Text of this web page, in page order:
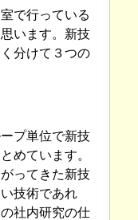
で行っている
います。新技
分けて３つの
プ単位で新技
めています。
ってきた新技
技術であれ
社内研究の仕